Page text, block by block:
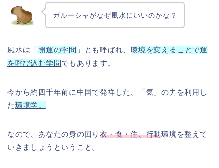
ガルーシャがなぜ風水にいいのかな？
風水は「開運の学問 」とも呼ばれ、環境を変えることで運
を呼び込む学問でもあります。
今から約四千年前に中国で発祥した、「気」の力を利用し
た環境学。
なので、あなたの身の回り衣・食・住、行動環境を整えて
いきましょうということ。